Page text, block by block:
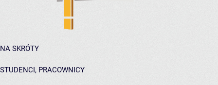
NA SKRÓTY
STUDENCI, PRACOWNICY